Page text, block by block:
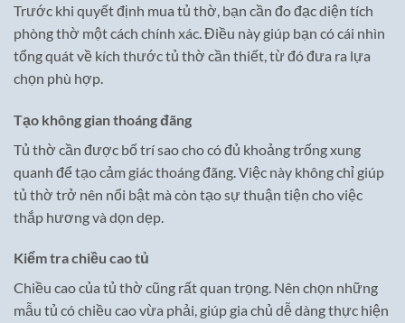
Trước khi quyết định mua tủ thờ, bạn cần đo đạc diện tích
phòng thờ một cách chính xác. Điều này giúp bạn có cái nhìn
tổng quát về kích thước tủ thờ cần thiết, từ đó đưa ra lựa
chọn phù hợp.
Tạo không gian thoáng đãng
Tủ thờ cần được bố trí sao cho có đủ khoảng trống xung
quanh để tạo cảm giác thoáng đãng. Việc này không chỉ giúp
tủ thờ trở nên nổi bật mà còn tạo sự thuận tiện cho việc
thắp hương và dọn dẹp.
Kiểm tra chiều cao tủ
Chiều cao của tủ thờ cũng rất quan trọng. Nên chọn những
mẫu tủ có chiều cao vừa phải, giúp gia chủ dễ dàng thực hiện